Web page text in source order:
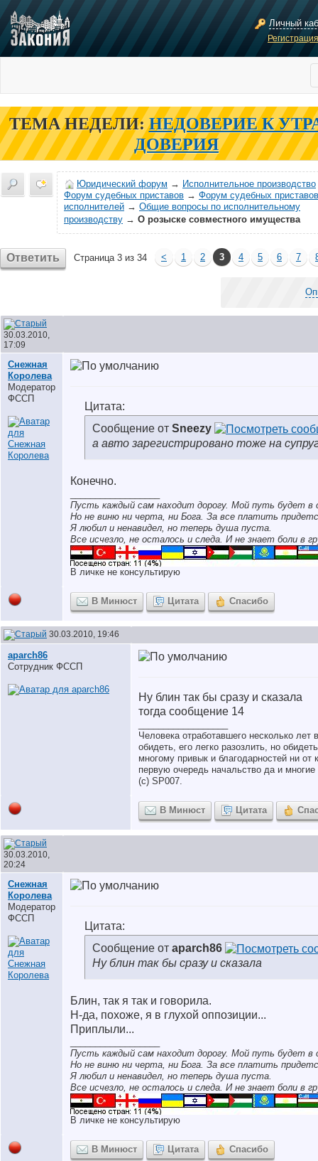
Личный
ТЕМА НЕДЕЛИ: НЕДОВЕРИЕ К
ДОВЕРИЯ
Юридический форум → Исполнительное производство
Форум судебных приставов → Форум судебных
исполнителей → Общие вопросы по исполнительному
производству → О розыске совместного имущества
Ответить Страница 3 из 34 < 1 2 3 4 5 6 7
30.03.2010,
17:09
Снежная
Королева
Модератор
ФССП
Цитата:
Сообщение от Sneezy
а авто зарегистрировано тоже на
Конечно.
Пусть каждый сам находит дорогу. Мой путь будет в
Но не виню ни черта, ни Бога. За все платить
Я любил и ненавидел, но теперь душа пуста.
Все исчезло, не осталось и следа. И не знает боли в
В личке не консультирую
В Минюст Цитата Спасибо
30.03.2010, 19:46
aparch86
Сотрудник ФССП
Ну блин так бы сразу и сказала
тогда сообщение 14
Человека отработавшего несколько
обидеть, его легко разозлить, но
многому привык и благодарностей ни от
первую очередь начальство да и многие
(с) SP007.
В Минюст Цитата
30.03.2010,
20:24
Снежная
Королева
Модератор
ФССП
Цитата:
Сообщение от aparch86
Ну блин так бы сразу и сказала
Блин, так я так и говорила.
Н-да, похоже, я в глухой оппозиции...
Приплыли...
Пусть каждый сам находит дорогу. Мой путь будет в
Но не виню ни черта, ни Бога. За все платить
Я любил и ненавидел, но теперь душа пуста.
Все исчезло, не осталось и следа. И не знает боли в
В личке не консультирую
В Минюст Цитата Спасибо